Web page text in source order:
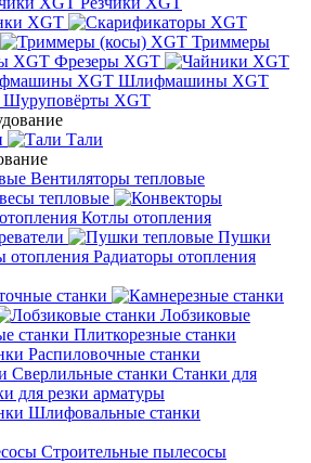
XGT
Триммеры
Фрезеры XGT
Шлифмашины XGT
Шуруповёрты XGT
Тали
Вентиляторы тепловые
тепловые
Котлы отопления
Пушки
Радиаторы отопления
станки
Лобзиковые
Плиткорезные станки
Распиловочные станки
Сверлильные станки Станки для
для резки арматуры
Шлифовальные станки
Строительные пылесосы